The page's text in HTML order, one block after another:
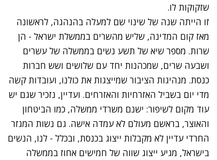
שזקוקות לו.
זו הייתה שנה של שינוי שם למעלה בהנהגה, לראשונה
מאז קום המדינה, שליש מהשרים בממשלת ישראל - הן
שרות. מספר שיא של תשע נשים בממשלה של עשרים
ושבעה שרים, שמכהנות יחד עם שלושים ושש חברות
כנסת. מנהיגות הציבור שמייצגות את כולנו, ועובדות קשה
מדי יום בשביל האזרחיות והאזרחים. ועדיין, נזכיר שגם יש
עוד מקום לשיפור: ישנם משרדי ממשלה, כמו הביטחון
והאוצר, בראשם מעולם לא עמדה אישה. גם נשות המגזר
החרדי עדיין לא מקבלות ייצוג בכנסת, ובכלל - לנו, הנשים
בישראל, מגיע ייצוג שווה של חמישים אחוז בממשלה